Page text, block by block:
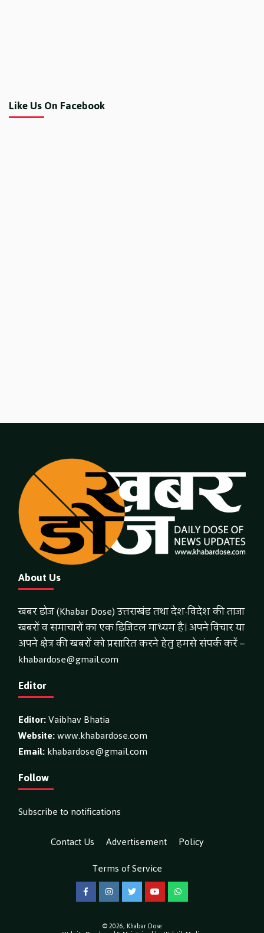
Like Us On Facebook
About Us
खबर डोज (Khabar Dose) उत्तराखंड तथा देश-विदेश की ताजा
खबरों व समाचारों का एक डिजिटल माध्यम है। अपने विचार या
अपने क्षेत्र की खबरों को प्रसारित करने हेतु हमसे संपर्क करें –
khabardose@gmail.com
Editor
Editor:Vaibhav Bhatia
Website:www.khabardose.com
Email:khabardose@gmail.com
Follow
Subscribe to notifications
Contact Us
Advertisement
Policy
Terms of Service
FacebookInstagramTwitterYouTubeWhatsApp
© 2026, Khabar Dose